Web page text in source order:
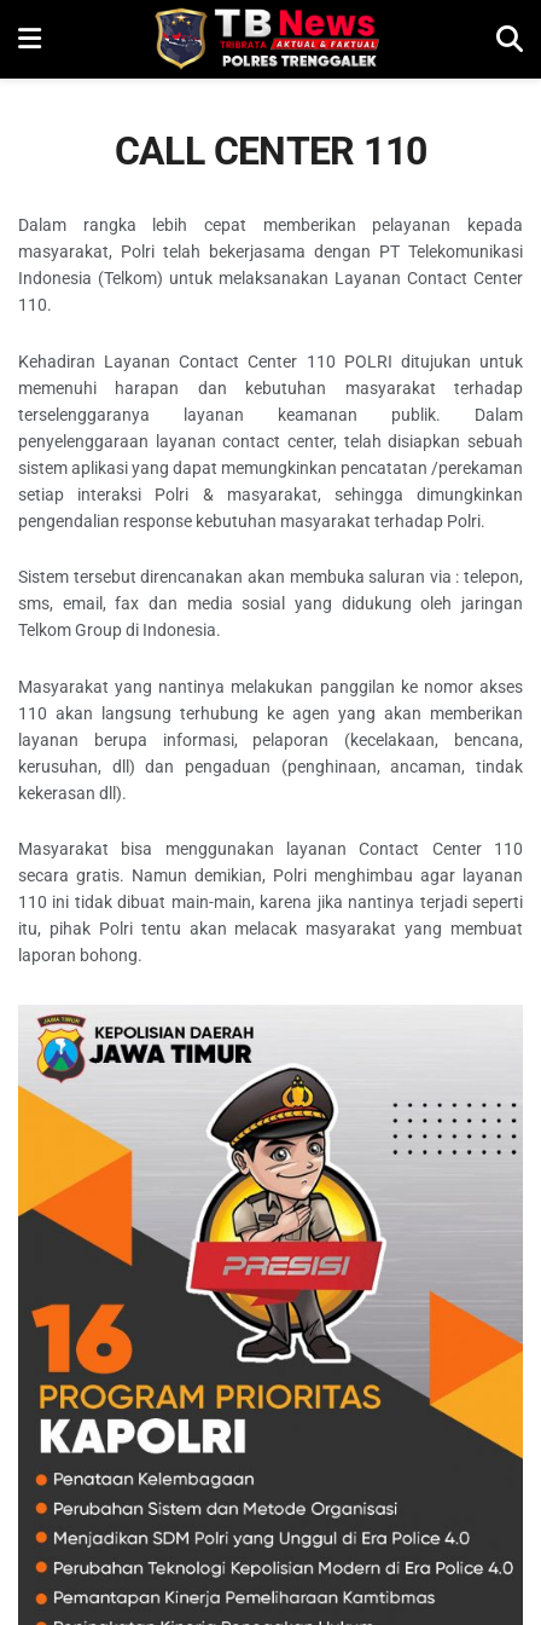
CALL CENTER 110
Dalam rangka lebih cepat memberikan pelayanan kepada
masyarakat, Polri telah bekerjasama dengan PT Telekomunikasi
Indonesia (Telkom) untuk melaksanakan Layanan Contact Center
110.
Kehadiran Layanan Contact Center 110 POLRI ditujukan untuk
memenuhi harapan dan kebutuhan masyarakat terhadap
terselenggaranya layanan keamanan publik. Dalam
penyelenggaraan layanan contact center, telah disiapkan sebuah
sistem aplikasi yang dapat memungkinkan pencatatan /perekaman
setiap interaksi Polri & masyarakat, sehingga dimungkinkan
pengendalian response kebutuhan masyarakat terhadap Polri.
Sistem tersebut direncanakan akan membuka saluran via : telepon,
sms, email, fax dan media sosial yang didukung oleh jaringan
Telkom Group di Indonesia.
Masyarakat yang nantinya melakukan panggilan ke nomor akses
110 akan langsung terhubung ke agen yang akan memberikan
layanan berupa informasi, pelaporan (kecelakaan, bencana,
kerusuhan, dll) dan pengaduan (penghinaan, ancaman, tindak
kekerasan dll).
Masyarakat bisa menggunakan layanan Contact Center 110
secara gratis. Namun demikian, Polri menghimbau agar layanan
110 ini tidak dibuat main-main, karena jika nantinya terjadi seperti
itu, pihak Polri tentu akan melacak masyarakat yang membuat
laporan bohong.